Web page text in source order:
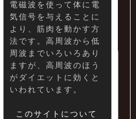
電磁波を使って体に電
気信号を与えることに
より、筋肉を動かす方
法です。高周波から低
周波までいろいろあり
ますが、高周波のほう
がダイエットに効くと
いわれています。
このサイトについて